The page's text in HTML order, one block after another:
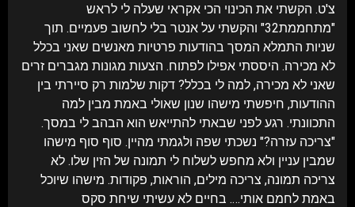
צ'ט. הקשתי את הכינוי הכי אקראי שעלה לי לראש
"מתחממת32" והקשתי על אנטר בלי לחשוב פעמיים. תוך
שניות התמלא המסך בהודעות פרטיות מאנשים שאני בכלל
לא מכירה. היססתי אפילו לפתוח. הצעות מגונות מגברים זרים
שאני לא מכירה, למה לי בכלל? דקות שלמות רק סיירתי בין
ההודעות, חיפשתי מישהו שנון שאולי באמת מבין למה
התכוונתי. רגע לפני שבאתי להתייאש הוא הבהב לי במסך.
"צריכה עזרה?" נשכתי שפה ולגמתי מהיין. סוף סוף מישהו
שמבין עניין ולא מחפש לשלוח לי תמונה של הזין שלו. לא
צריכה תמונה, צריכה מילים, הוראות, פקודות. מישהו שיוכל
באמת לחמם אותי…. בחיים לא עשיתי שיחת סקס